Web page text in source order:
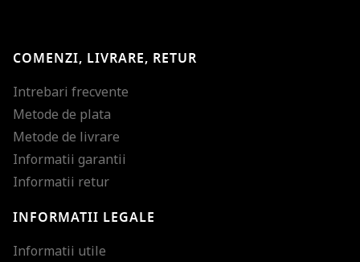
COMENZI, LIVRARE, RETUR
Intrebari frecvente
Metode de plata
Metode de livrare
Informatii garantii
Informatii retur
INFORMATII LEGALE
Informatii utile